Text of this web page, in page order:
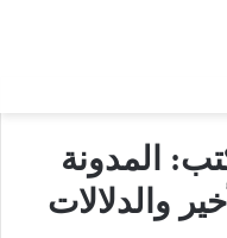
المدونة
والدلالات